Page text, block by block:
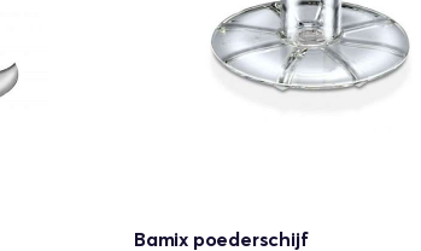
Bamix poederschijf